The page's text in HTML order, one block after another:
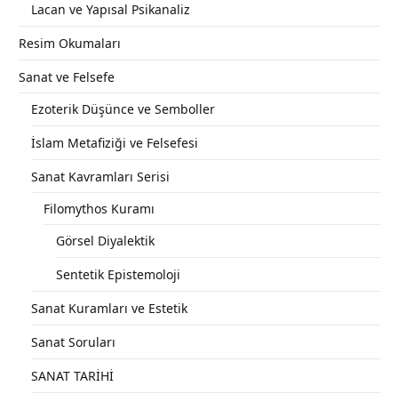
Lacan ve Yapısal Psikanaliz
Resim Okumaları
Sanat ve Felsefe
Ezoterik Düşünce ve Semboller
İslam Metafiziği ve Felsefesi
Sanat Kavramları Serisi
Filomythos Kuramı
Görsel Diyalektik
Sentetik Epistemoloji
Sanat Kuramları ve Estetik
Sanat Soruları
SANAT TARİHİ